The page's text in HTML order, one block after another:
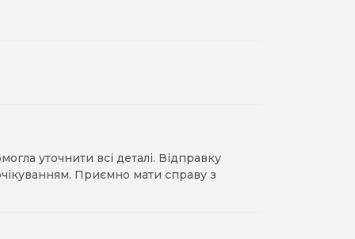
уточнити всі деталі. Відправку
Приємно мати справу з